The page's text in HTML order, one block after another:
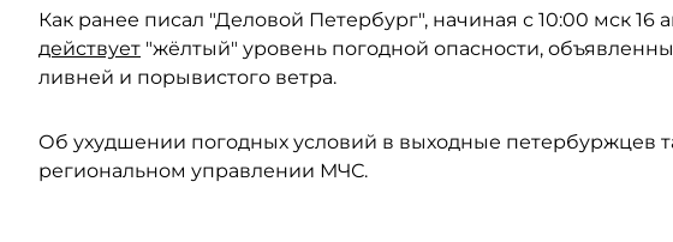
Как ранее писал "Деловой Петербург", начиная с 10:00 мск 16
действует "жёлтый" уровень погодной опасности,
ливней и порывистого ветра.
Об ухудшении погодных условий в выходные петербуржцев
региональном управлении МЧС.